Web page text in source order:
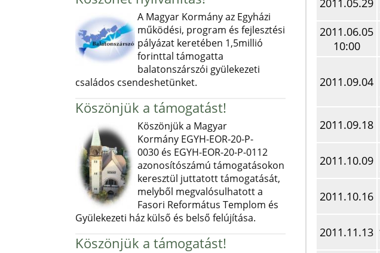
A Magyar Kormány az Egyházi
működési, program és fejlesztési
pályázat keretében 1,5millió
forinttal támogatta
balatonszárszói gyülekezeti
családos csendeshetünket.
Köszönjük a támogatást!
Köszönjük a Magyar
Kormány EGYH-EOR-20-P-
0030 és EGYH-EOR-20-P-0112
azonosítószámú támogatásokon
keresztül juttatott támogatását,
melyből megvalósulhatott a
Fasori Református Templom és
Gyülekezeti ház külső és belső felújítása.
Köszönjük a támogatást!
2011.05.29
2011.06.05
10:00
2011.09.04
2011.09.18
2011.10.09
2011.10.16
2011.11.13